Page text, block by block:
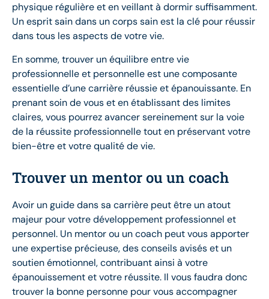
physique régulière et en veillant à dormir suffisamment.
Un esprit sain dans un corps sain est la clé pour réussir
dans tous les aspects de votre vie.
En somme, trouver un équilibre entre vie
professionnelle et personnelle est une composante
essentielle d’une carrière réussie et épanouissante. En
prenant soin de vous et en établissant des limites
claires, vous pourrez avancer sereinement sur la voie
de la réussite professionnelle tout en préservant votre
bien-être et votre qualité de vie.
Trouver un mentor ou un coach
Avoir un guide dans sa carrière peut être un atout
majeur pour votre développement professionnel et
personnel. Un mentor ou un coach peut vous apporter
une expertise précieuse, des conseils avisés et un
soutien émotionnel, contribuant ainsi à votre
épanouissement et votre réussite. Il vous faudra donc
trouver la bonne personne pour vous accompagner